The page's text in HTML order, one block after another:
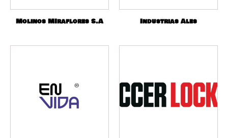
Molinos MIraflores S.A Industrias Ales